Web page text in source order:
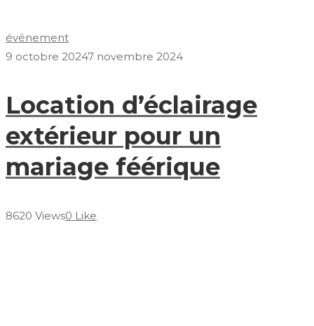
événement
9 octobre 20247 novembre 2024
Location d’éclairage
extérieur pour un
mariage féérique
8620 Views0 Like